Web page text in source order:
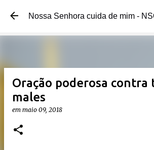
Pular para o conteúdo
Nossa Senhora cuida de mim -
Oração poderosa contra
males
em maio 09, 2018